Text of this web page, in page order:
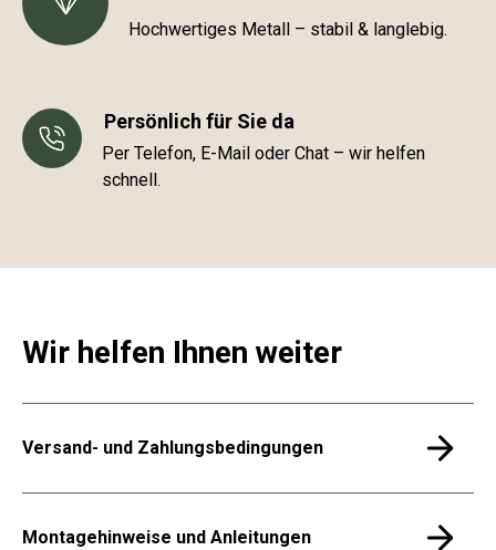
Hochwertiges Metall – stabil & langlebig.
Persönlich für Sie da
Per Telefon, E-Mail oder Chat – wir helfen
schnell.
Wir helfen Ihnen weiter
Versand- und Zahlungsbedingungen
Montagehinweise und Anleitungen